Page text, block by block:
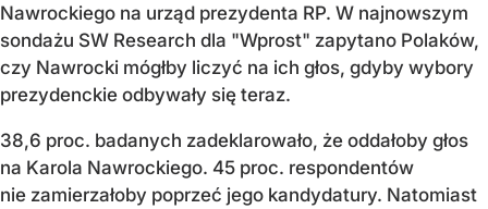
Nawrockiego na urząd prezydenta RP. W najnowszym
sondażu SW Research dla "Wprost" zapytano Polaków,
czy Nawrocki mógłby liczyć na ich głos, gdyby wybory
prezydenckie odbywały się teraz.
38,6 proc. badanych zadeklarowało, że oddałoby głos
na Karola Nawrockiego. 45 proc. respondentów
nie zamierzałoby poprzeć jego kandydatury. Natomiast